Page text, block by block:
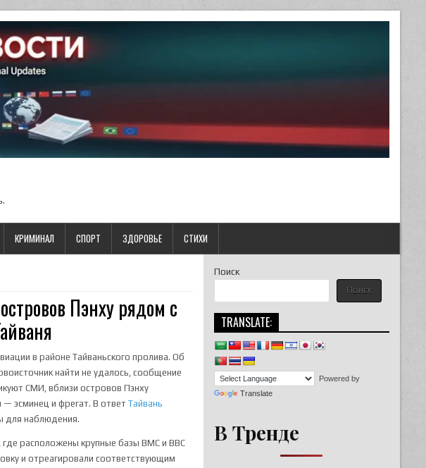
КРИМИНАЛ СПОРТ ЗДОРОВЬЕ СТИХИ
Пэнху рядом с
в районе Тайваньского пролива. Об
найти не удалось, сообщение
СМИ, вблизи островов Пэнху
эсминец и фрегат. В ответТайвань
для наблюдения.
расположены крупные базы ВМС и ВВС
и отреагировали соответствующим
Поиск
Поиск
TRANSLATE:
Powered by
Translate
В Тренде